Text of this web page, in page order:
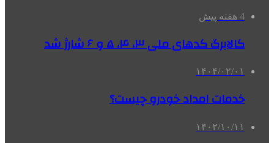
4 هفته پیش
کالابرگ کدهای ملی‌ ۳، ۴، ۵ و ۶ شارژ شد
۱۴۰۴/۰۲/۰۱
خدمات امداد خودرو چیست؟
۱۴۰۲/۱۰/۱۱